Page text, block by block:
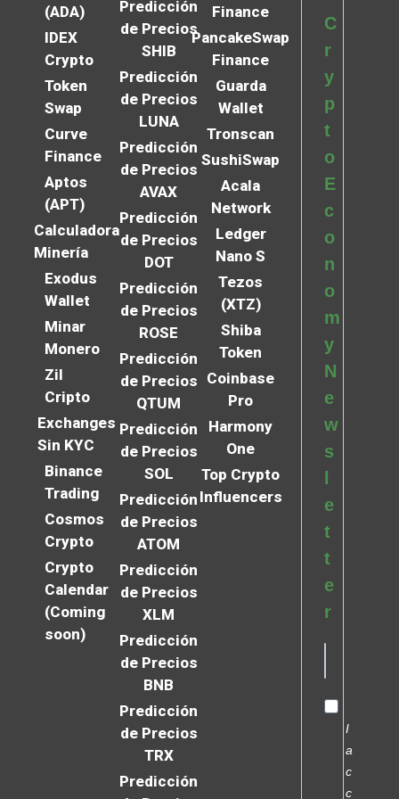
(ADA)
IDEX
Crypto
Token
Swap
Curve
Finance
Aptos
(APT)
Calculadora
Minería
Exodus
Wallet
Minar
Monero
Zil
Cripto
Exchanges
Sin KYC
Binance
Trading
Cosmos
Crypto
Crypto
Calendar
(Coming
soon)
Predicción
de Precios
SHIB
Predicción
de Precios
LUNA
Predicción
de Precios
AVAX
Predicción
de Precios
DOT
Predicción
de Precios
ROSE
Predicción
de Precios
QTUM
Predicción
de Precios
SOL
Predicción
de Precios
ATOM
Predicción
de Precios
XLM
Predicción
de Precios
BNB
Predicción
de Precios
TRX
Predicción
Finance
PancakeSwap
Finance
Guarda
Wallet
Tronscan
SushiSwap
Acala
Network
Ledger
Nano S
Tezos
(XTZ)
Shiba
Token
Coinbase
Pro
Harmony
One
Top Crypto
Influencers
C
r
y
p
t
o
E
c
o
n
o
m
y
N
e
w
s
l
e
t
t
e
r
I
a
c
c